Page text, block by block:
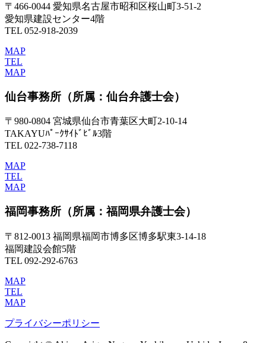
〒466-0044 愛知県名古屋市昭和区桜山町3-51-2
愛知県建設センター4階
TEL 052-918-2039
MAP
TEL
MAP
仙台事務所 （所属：仙台弁護士会）
〒980-0804 宮城県仙台市青葉区大町2-10-14
TAKAYUﾊﾟｰｸｻｲﾄﾞﾋﾞﾙ3階
TEL 022-738-7118
MAP
TEL
MAP
福岡事務所 （所属：福岡県弁護士会）
〒812-0013 福岡県福岡市博多区博多駅東3-14-18
福岡建設会館5階
TEL 092-292-6763
MAP
TEL
MAP
プライバシーポリシー